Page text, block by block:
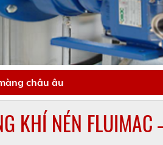
châu âu
KHÍ NÉN FLUIMAC